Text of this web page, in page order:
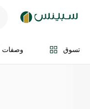
تسوق وصفات
اضف الى السلة